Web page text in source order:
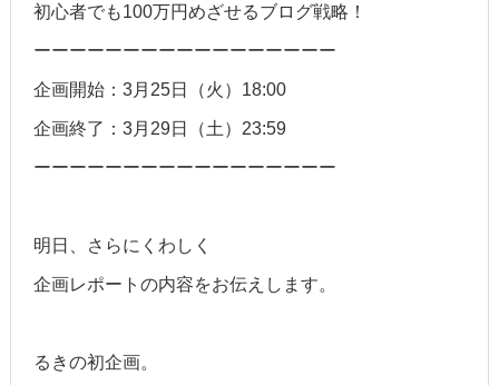
初心者でも100万円めざせるブログ戦略！
ーーーーーーーーーーーーーーーーー
企画開始：3月25日（火）18:00
企画終了：3月29日（土）23:59
ーーーーーーーーーーーーーーーーー
明日、さらにくわしく
企画レポートの内容をお伝えします。
るきの初企画。